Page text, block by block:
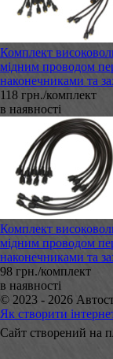
Комплект
мідним проводом
наконечниками та
118 грн./комплект
в наявності
Комплект
мідним проводом
наконечниками та
98 грн./комплект
в наявності
© 2023 - 2026
Як створити
Сайт створений на